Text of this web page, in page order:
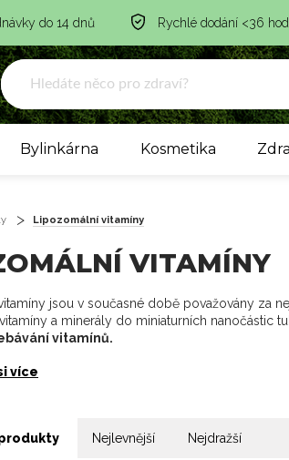
do 14 dnů Rychlé dodání <36
Bylinkárna Kosmetika
Lipozomální vitamíny
VITAMÍNY
jsou v současné době považovány za
a minerály do miniaturních nanočástic
vitamínů.
více
Nejlevnější Nejdražší